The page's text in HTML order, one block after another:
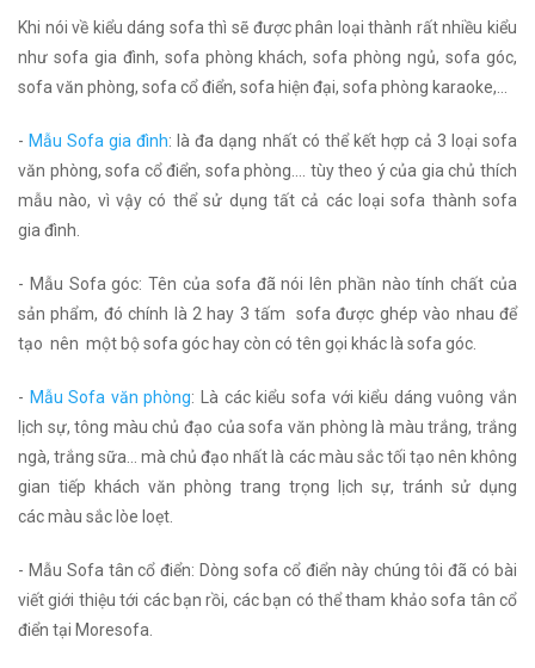
Khi nói về kiểu dáng sofa thì sẽ được phân loại thành rất nhiều kiểu
như sofa gia đình, sofa phòng khách, sofa phòng ngủ, sofa góc,
sofa văn phòng, sofa cổ điển, sofa hiện đại, sofa phòng karaoke,...
- Mẫu Sofa gia đình: là đa dạng nhất có thể kết hợp cả 3 loại sofa
văn phòng, sofa cổ điển, sofa phòng…. tùy theo ý của gia chủ thích
mẫu nào, vì vậy có thể sử dụng tất cả các loại sofa thành sofa
gia đình.
- Mẫu Sofa góc: Tên của sofa đã nói lên phần nào tính chất của
sản phẩm, đó chính là 2 hay 3 tấm sofa được ghép vào nhau để
tạo nên một bộ sofa góc hay còn có tên gọi khác là sofa góc.
- Mẫu Sofa văn phòng: Là các kiểu sofa với kiểu dáng vuông vắn
lịch sự, tông màu chủ đạo của sofa văn phòng là màu trắng, trắng
ngà, trắng sữa… mà chủ đạo nhất là các màu sắc tối tạo nên không
gian tiếp khách văn phòng trang trọng lịch sự, tránh sử dụng
các màu sắc lòe loẹt.
- Mẫu Sofa tân cổ điển: Dòng sofa cổ điển này chúng tôi đã có bài
viết giới thiệu tới các bạn rồi, các bạn có thể tham khảo sofa tân cổ
điển tại Moresofa.